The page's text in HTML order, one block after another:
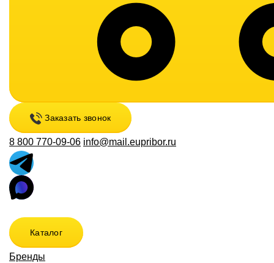
Заказать звонок
8 800 770-09-06 info@mail.eupribor.ru
Каталог
Бренды